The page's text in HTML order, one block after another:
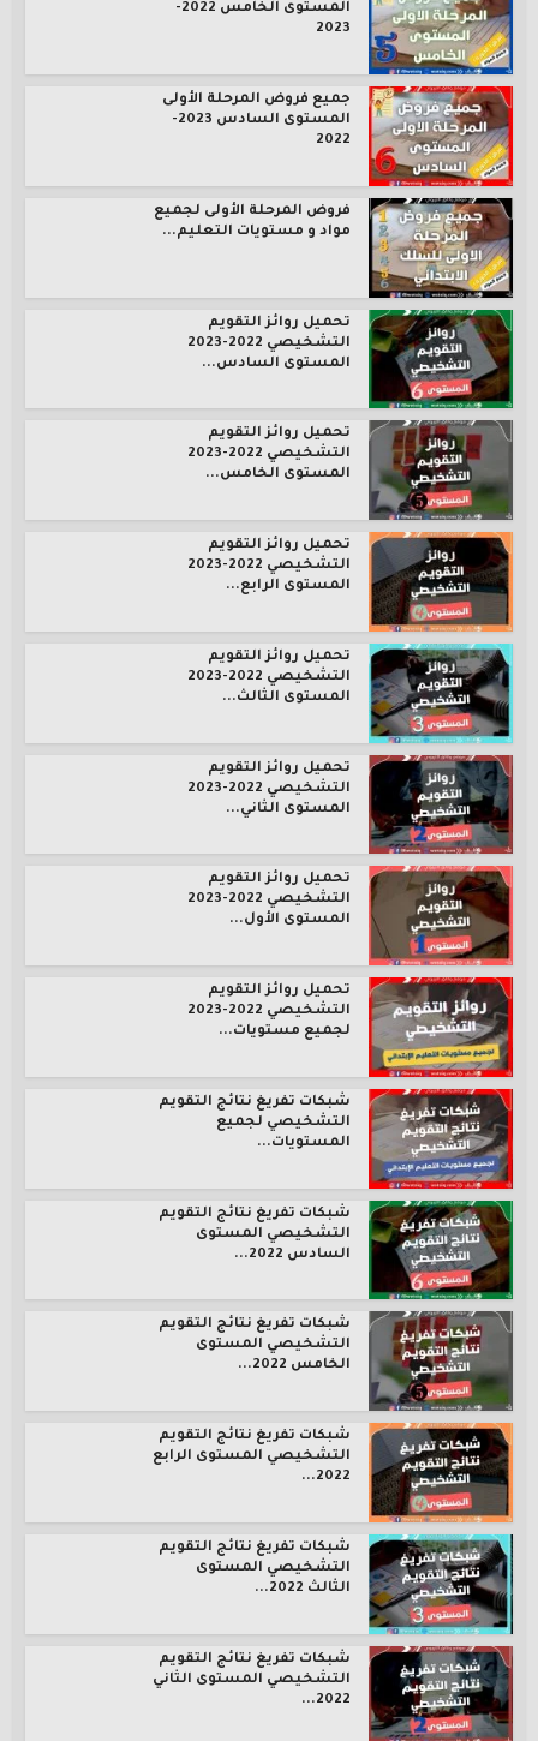
المستوى الخامس 2022-
2023
جميع فروض المرحلة الأولى
المستوى السادس 2023-
2022
فروض المرحلة الأولى لجميع
مواد و مستويات التعليم...
تحميل روائز التقويم
التشخيصي 2022-2023
المستوى السادس...
تحميل روائز التقويم
التشخيصي 2022-2023
المستوى الخامس...
تحميل روائز التقويم
التشخيصي 2022-2023
المستوى الرابع...
تحميل روائز التقويم
التشخيصي 2022-2023
المستوى الثالث...
تحميل روائز التقويم
التشخيصي 2022-2023
المستوى الثاني...
تحميل روائز التقويم
التشخيصي 2022-2023
المستوى الأول...
تحميل روائز التقويم
التشخيصي 2022-2023
لجميع مستويات...
شبكات تفريغ نتائج التقويم
التشخيصي لجميع
المستويات...
شبكات تفريغ نتائج التقويم
التشخيصي المستوى
السادس 2022...
شبكات تفريغ نتائج التقويم
التشخيصي المستوى
الخامس 2022...
شبكات تفريغ نتائج التقويم
التشخيصي المستوى الرابع
2022...
شبكات تفريغ نتائج التقويم
التشخيصي المستوى
الثالث 2022...
شبكات تفريغ نتائج التقويم
التشخيصي المستوى الثاني
2022...